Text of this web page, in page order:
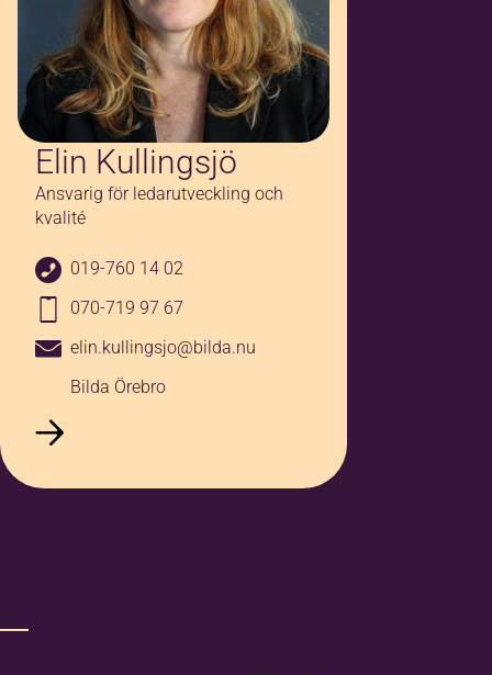
församlingsnamn, postadress och
ev e-postadress)*
Vilken församling tillhör du?
Jag godkänner
anmälningsvillkoren
Jag vill ha erbjudanden och
Elin Kullingsjö
Ansvarig för ledarutveckling och
kvalité
019-760 14 02
070-719 97 67
elin.kullingsjo@bilda.nu
Bilda Örebro